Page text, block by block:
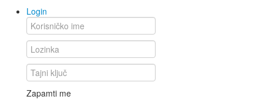
Login
Zapamti me